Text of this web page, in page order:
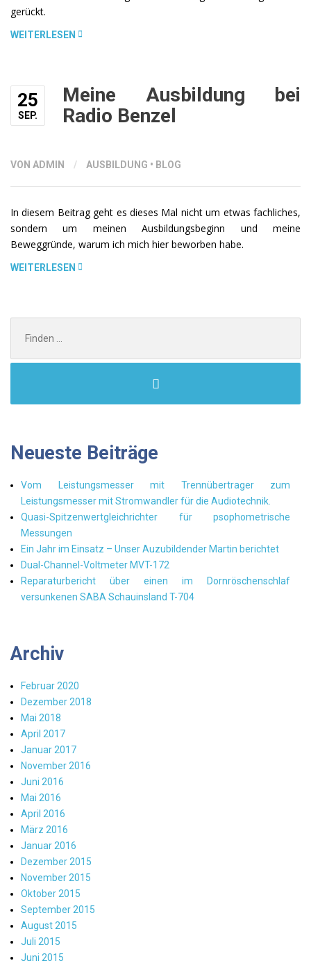
gerückt.
WEITERLESEN „LADENRENOVIERUNG“
25
SEP.
Meine Ausbildung bei
Radio Benzel
VON ADMIN / AUSBILDUNG • BLOG
In diesem Beitrag geht es dieses Mal nicht um etwas fachliches,
sondern um meinen Ausbildungsbeginn und meine
Beweggründe, warum ich mich hier beworben habe.
WEITERLESEN „MEINE
for:
Neueste Beiträge
Vom Leistungsmesser mit Trennübertrager zum
Leistungsmesser mit Stromwandler für die Audiotechnik.
Quasi-Spitzenwertgleichrichter für psophometrische
Messungen
Ein Jahr im Einsatz – Unser Auzubildender Martin berichtet
Dual-Channel-Voltmeter MVT-172
Reparaturbericht über einen im Dornröschenschlaf
versunkenen SABA Schauinsland T-704
Archiv
Februar 2020
Dezember 2018
Mai 2018
April 2017
Januar 2017
November 2016
Juni 2016
Mai 2016
April 2016
März 2016
Januar 2016
Dezember 2015
November 2015
Oktober 2015
September 2015
August 2015
Juli 2015
Juni 2015